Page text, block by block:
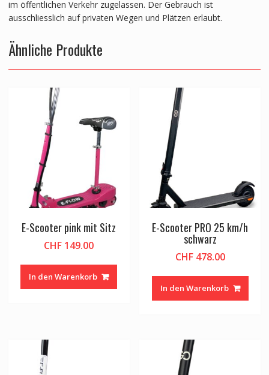
im öffentlichen Verkehr zugelassen. Der Gebrauch ist
ausschliesslich auf privaten Wegen und Plätzen erlaubt.
Ähnliche Produkte
E-Scooter pink mit Sitz
CHF 149.00
In den Warenkorb
E-Scooter PRO 25 km/h
schwarz
CHF478.00
In den Warenkorb